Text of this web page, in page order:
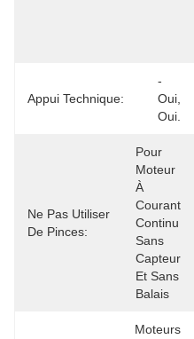
Appui Technique:
-
Oui,
Oui.
Ne Pas Utiliser
De Pinces:
Pour
Moteur
À
Courant
Continu
Sans
Capteur
Et Sans
Balais
Moteurs